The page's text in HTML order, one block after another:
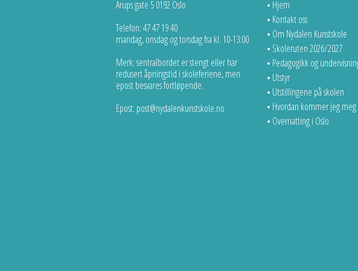
Arups gate 5 0192 Oslo
Telefon: 47 47 19 40
mandag, onsdag og torsdag fra kl. 10-13:00
Merk; sentralbordet er stengt eller har
redusert åpningstid i skoleferiene, men
epost besvares fortløpende.
Epost: post@nydalenkunstskole.no
Hjem
Kontakt oss
Om Nydalen Kunstskole
Skoleruten 2026/2027
Pedagogikk og
Utstyr
Utstillingene på skolen
Hvordan kommer jeg meg
Overnatting i Oslo